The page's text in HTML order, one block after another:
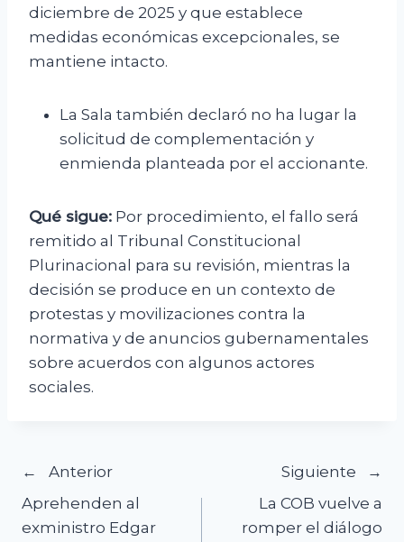
diciembre de 2025 y que establece
medidas económicas excepcionales, se
mantiene intacto.
La Sala también declaró no ha lugar la
solicitud de complementación y
enmienda planteada por el accionante.
Qué sigue: Por procedimiento, el fallo será
remitido al Tribunal Constitucional
Plurinacional para su revisión, mientras la
decisión se produce en un contexto de
protestas y movilizaciones contra la
normativa y de anuncios gubernamentales
sobre acuerdos con algunos actores
sociales.
Navegación
de
Anterior
Aprehenden al
exministro Edgar
Siguiente
La COB vuelve a
romper el diálogo